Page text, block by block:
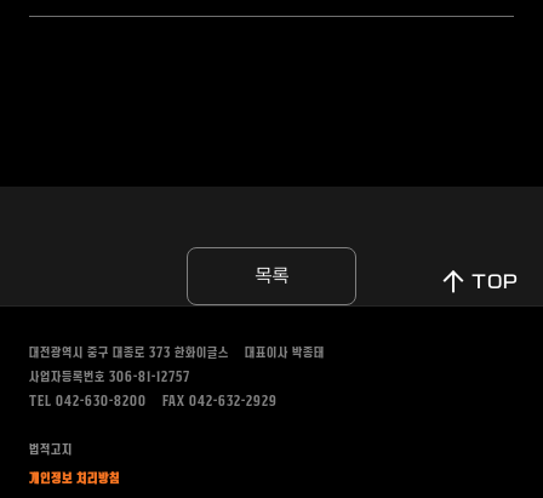
목록 TOP
대전광역시 중구 대종로 373 한화이글스
대표이사 박종태
사업자등록번호 306-81-12757
TEL 042-630-8200
FAX 042-632-2929
법적고지
개인정보 처리방침